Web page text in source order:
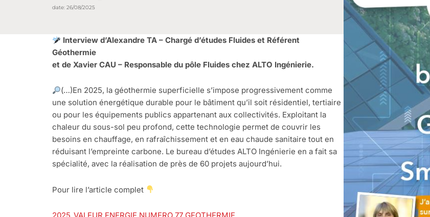
date: 26/08/2025
Interview d’Alexandre TA – Chargé d’études Fluides et Référent
Géothermie
et de Xavier CAU – Responsable du pôle Fluides chez ALTO Ingénierie.
(…)En 2025, la géothermie superficielle s’impose progressivement comme
une solution énergétique durable pour le bâtiment qu’il soit résidentiel, tertiaire
ou pour les équipements publics appartenant aux collectivités. Exploitant la
chaleur du sous-sol peu profond, cette technologie permet de couvrir les
besoins en chauffage, en rafraîchissement et en eau chaude sanitaire tout en
réduisant l’empreinte carbone. Le bureau d’études ALTO Ingénierie en a fait sa
spécialité, avec la réalisation de près de 60 projets aujourd’hui.
Pour lire l’article complet